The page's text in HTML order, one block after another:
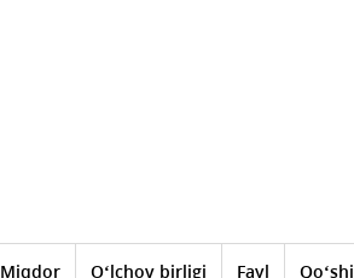
Miqdor O‘lchov birligi Fayl